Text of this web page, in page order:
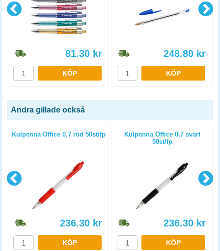
81.30 kr
KÖP
248.80 kr
KÖP
Andra gillade också
Kulpenna Office 0,7 röd 50st/fp
236.30 kr
KÖP
Kulpenna Office 0,7 svart
50st/fp
236.30 kr
KÖP